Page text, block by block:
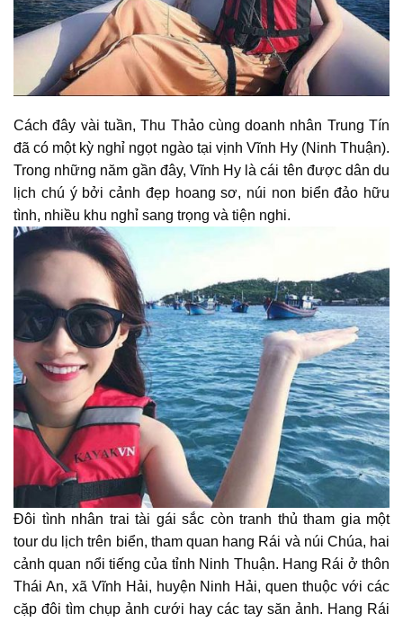
Cách đây vài tuần, Thu Thảo cùng doanh nhân Trung Tín
đã có một kỳ nghỉ ngọt ngào tại vịnh Vĩnh Hy (Ninh Thuận).
Trong những năm gần đây, Vĩnh Hy là cái tên được dân du
lịch chú ý bởi cảnh đẹp hoang sơ, núi non biển đảo hữu
tình, nhiều khu nghỉ sang trọng và tiện nghi.
Đôi tình nhân trai tài gái sắc còn tranh thủ tham gia một
tour du lịch trên biển, tham quan hang Rái và núi Chúa, hai
cảnh quan nổi tiếng của tỉnh Ninh Thuận. Hang Rái ở thôn
Thái An, xã Vĩnh Hải, huyện Ninh Hải, quen thuộc với các
cặp đôi tìm chụp ảnh cưới hay các tay săn ảnh. Hang Rái